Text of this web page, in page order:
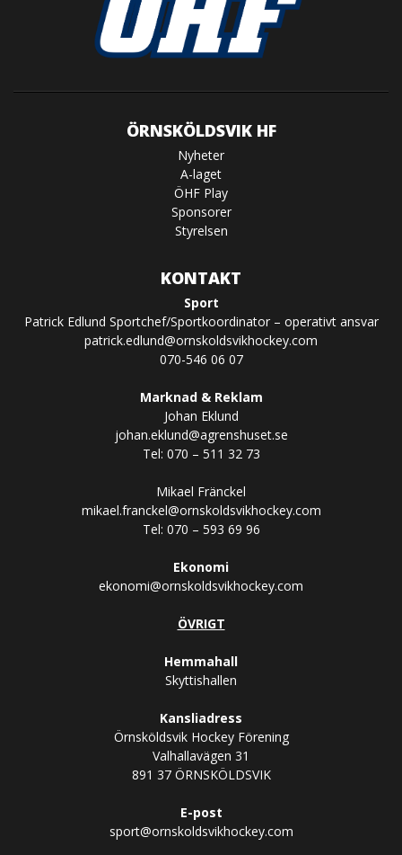
ÖRNSKÖLDSVIK HF
Nyheter
A-laget
ÖHF Play
Sponsorer
Styrelsen
KONTAKT
Sport
Patrick Edlund Sportchef/Sportkoordinator – operativt ansvar
patrick.edlund@ornskoldsvikhockey.com
070-546 06 07
Marknad & Reklam
Johan Eklund
johan.eklund@agrenshuset.se
Tel: 070 – 511 32 73
Mikael Fränckel
mikael.franckel@ornskoldsvikhockey.com
Tel: 070 – 593 69 96
Ekonomi
ekonomi@ornskoldsvikhockey.com
ÖVRIGT
Hemmahall
Skyttishallen
Kansliadress
Örnsköldsvik Hockey Förening
Valhallavägen 31
891 37 ÖRNSKÖLDSVIK
E-post
sport@ornskoldsvikhockey.com